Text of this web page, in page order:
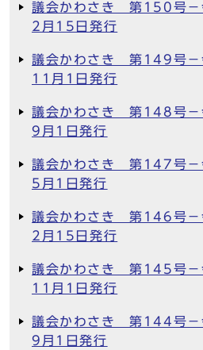
議会かわさき 第150号－
2月15日発行
議会かわさき 第149号－
11月1日発行
議会かわさき 第148号－
9月1日発行
議会かわさき 第147号－
5月1日発行
議会かわさき 第146号－
2月15日発行
議会かわさき 第145号－
11月1日発行
議会かわさき 第144号－
9月1日発行